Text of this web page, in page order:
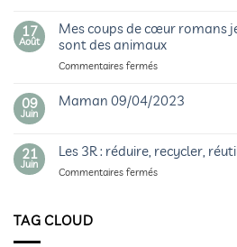
:
les
homophones
17
Août
Mes coups de cœur romans
sont des animaux
Commentaires ferméssur
coups
jeunesse
dont
09
Juin
Maman 09/04/2023
Maman
21
Juin
Les 3R : réduire, recycler,
Commentaires ferméssur
TAG CLOUD